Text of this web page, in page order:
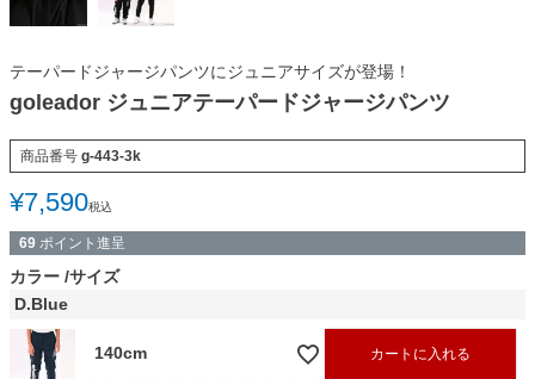
テーパードジャージパンツにジュニアサイズが登場！
goleador ジュニアテーパードジャージパンツ
商品番号 g-443-3k
¥7,590税込
69 ポイント進呈
カラー サイズ
D.Blue
140cm カートに入れる